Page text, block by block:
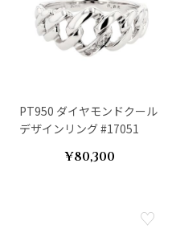
PT950 ダイヤモンドクール
デザインリング #17051
¥80,300